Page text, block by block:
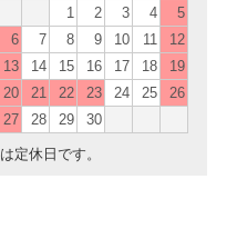
1
2 3 4
5
6
7 8 9 10 11
12
13
14 15 16 17 18
19
20
21 22 23 24 25
26
27
28 29 30
は定休日です。